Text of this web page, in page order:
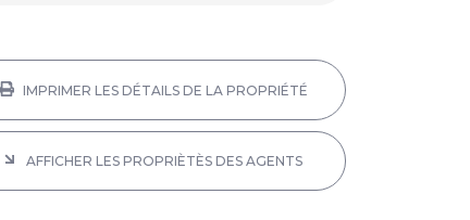
IMPRIMER LES DÉTAILS DE LA PROPRIÉTÉ
AFFICHER LES PROPRIÈTÈS DES AGENTS